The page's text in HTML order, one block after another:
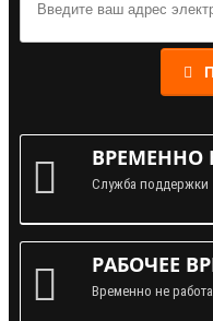
ВРЕМЕННО
Служба поддержки
РАБОЧЕЕ
Временно не